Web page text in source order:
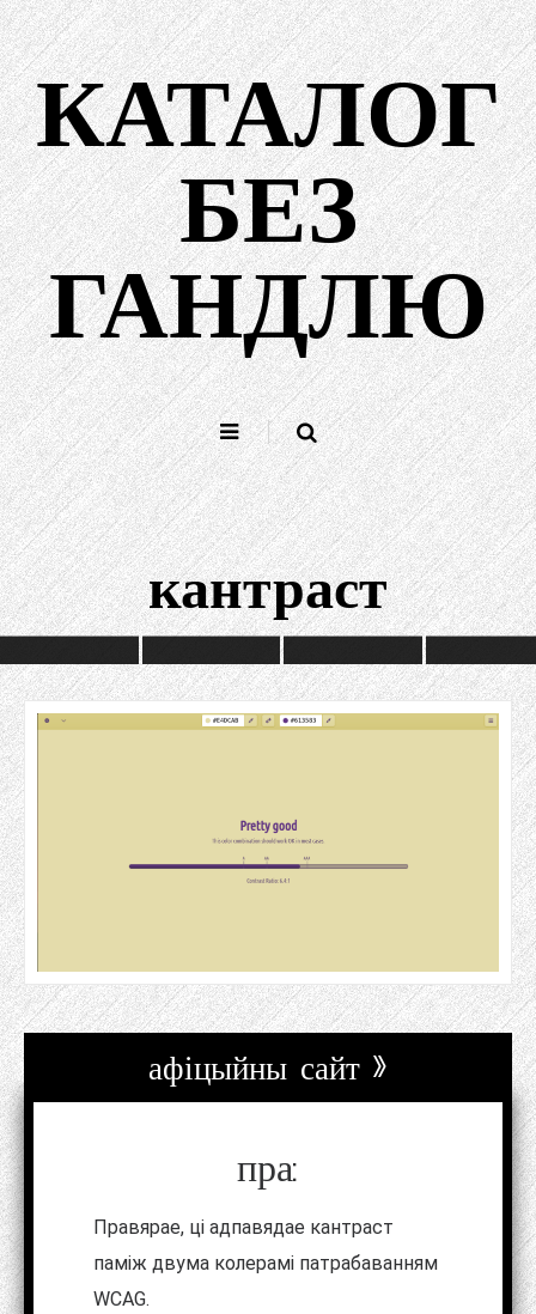
Перайсці
да
зместуКАТАЛОГ
БЕЗ
ГАНДЛЮ
кантраст
афіцыйны сайт »
пра:
Правярае, ці адпавядае кантраст
паміж двума колерамі патрабаванням
WCAG.